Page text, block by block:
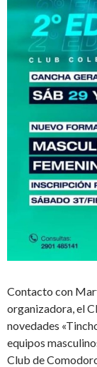
Contacto con
organizadora, el
novedades
equipos
Club de